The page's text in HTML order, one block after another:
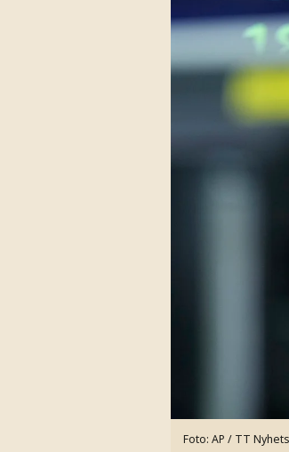
Foto: AP / TT